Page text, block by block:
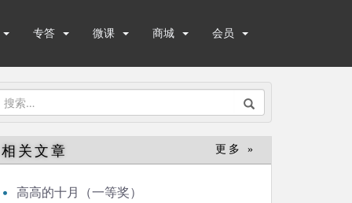
专答 微课 商城 会员
搜
：
相关文章 更多 »
高高的十月（一等奖）